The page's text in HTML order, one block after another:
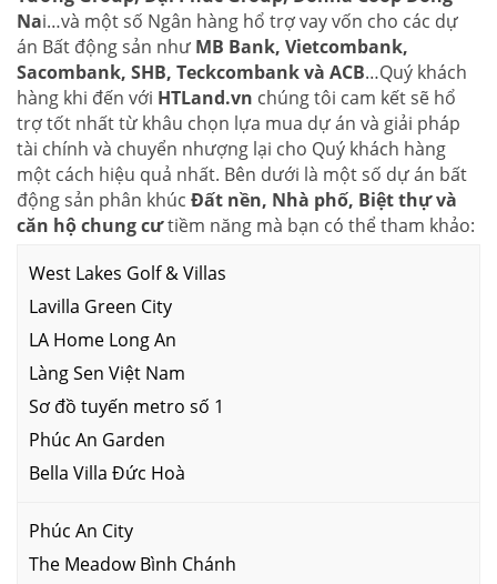
Nai…và một số Ngân hàng hổ trợ vay vốn cho các dự
án Bất động sản như MB Bank, Vietcombank,
Sacombank, SHB, Teckcombank và ACB…Quý khách
hàng khi đến với HTLand.vn chúng tôi cam kết sẽ hổ
trợ tốt nhất từ khâu chọn lựa mua dự án và giải pháp
tài chính và chuyển nhượng lại cho Quý khách hàng
một cách hiệu quả nhất. Bên dưới là một số dự án bất
động sản phân khúc Đất nền, Nhà phố, Biệt thự và
căn hộ chung cưtiềm năng mà bạn có thể tham khảo:
West Lakes Golf & Villas
Lavilla Green City
LA Home Long An
Làng Sen Việt Nam
Sơ đồ tuyến metro số 1
Phúc An Garden
Bella Villa Đức Hoà
Phúc An City
The Meadow Bình Chánh